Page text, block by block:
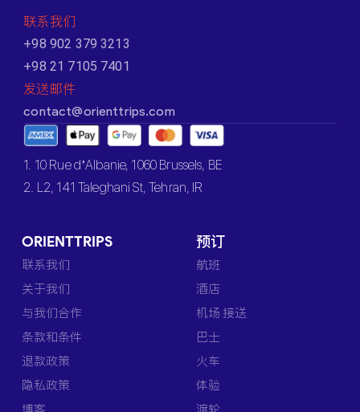
联系我们
+98 902 379 3213
+98 21 7105 7401
发送邮件
contact@orienttrips.com
1. 10 Rue d’Albanie, 1060 Brussels, BE
2. L2, 141 Taleghani St, Tehran, IR
ORIENTTRIPS
联系我们
关于我们
与我们合作
条款和条件
退款政策
隐私政策
预订
航班
酒店
机场 接送
巴士
火车
体验